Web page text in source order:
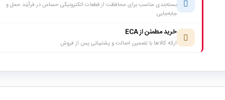
بسته‌بندی مناسب برای محافظت از قطعات الکترونیکی حساس در فرآیند حمل و
جابه‌جایی
خرید مطمئن از ECA
ارائه کالاها با تضمین اصالت و پشتیبانی پس از فروش